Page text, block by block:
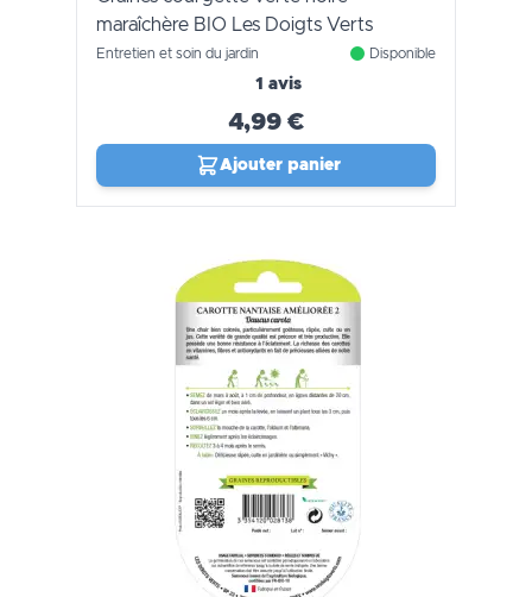
maraîchère BIO Les Doigts Verts
Entretien et soin du jardin Disponible
1 avis
4,99 €
Ajouter panier